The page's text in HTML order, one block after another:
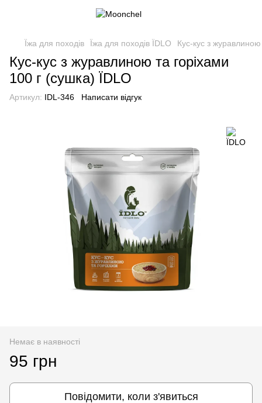
Їжа для походів Їжа для походів ЇDLO Кус-кус з
Кус-кус з журавлиною та горіхами
100 г (сушка) ЇDLO
Артикул: IDL-346 Написати відгук
Немає в наявності
95 грн
Повідомити, коли з'явиться